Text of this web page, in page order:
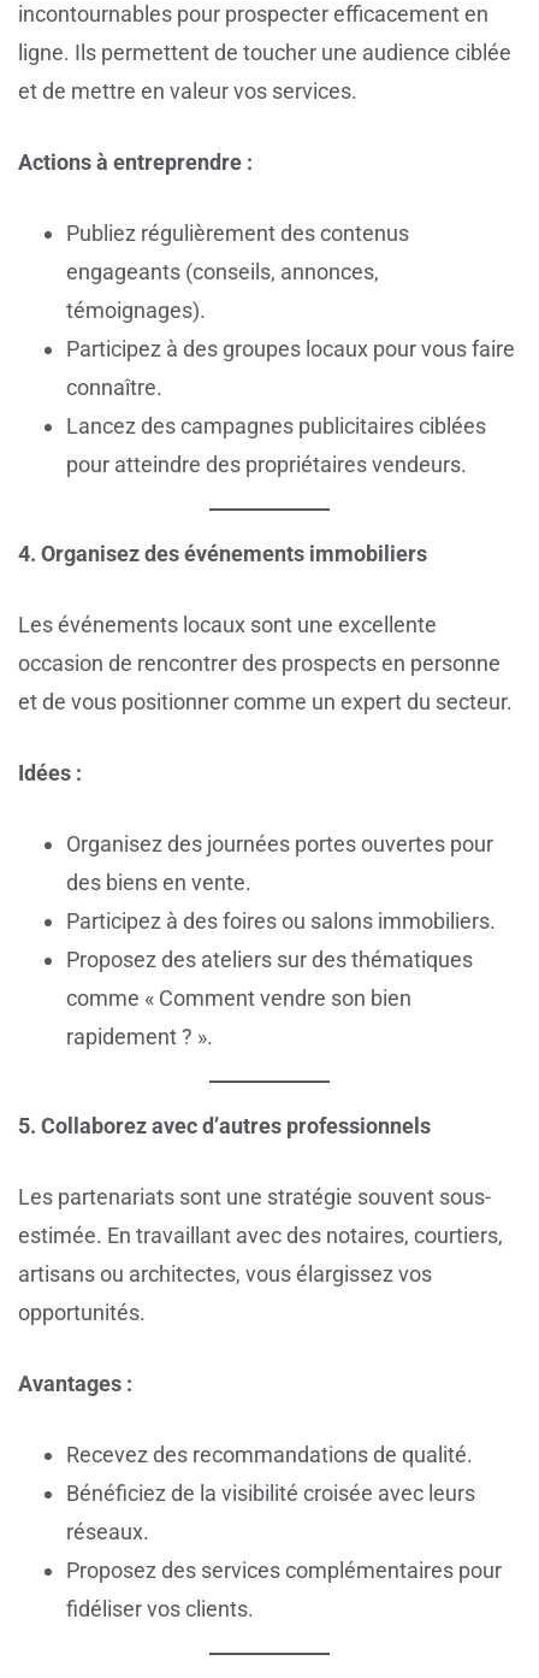
incontournables pour prospecter efficacement en
ligne. Ils permettent de toucher une audience ciblée
et de mettre en valeur vos services.
Actions à entreprendre :
Publiez régulièrement des contenus
engageants (conseils, annonces,
témoignages).
Participez à des groupes locaux pour vous faire
connaître.
Lancez des campagnes publicitaires ciblées
pour atteindre des propriétaires vendeurs.
4. Organisez des événements immobiliers
Les événements locaux sont une excellente
occasion de rencontrer des prospects en personne
et de vous positionner comme un expert du secteur.
Idées :
Organisez des journées portes ouvertes pour
des biens en vente.
Participez à des foires ou salons immobiliers.
Proposez des ateliers sur des thématiques
comme « Comment vendre son bien
rapidement ? ».
5. Collaborez avec d’autres professionnels
Les partenariats sont une stratégie souvent sous-
estimée. En travaillant avec des notaires, courtiers,
artisans ou architectes, vous élargissez vos
opportunités.
Avantages :
Recevez des recommandations de qualité.
Bénéficiez de la visibilité croisée avec leurs
réseaux.
Proposez des services complémentaires pour
fidéliser vos clients.